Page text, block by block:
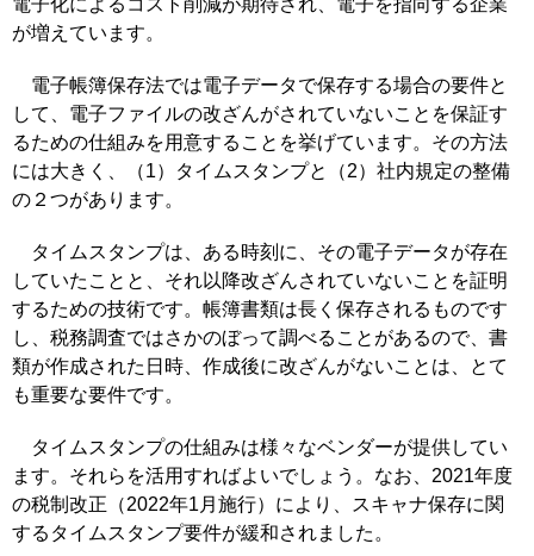
電子化によるコスト削減が期待され、電子を指向する企業
が増えています。
電子帳簿保存法では電子データで保存する場合の要件と
して、電子ファイルの改ざんがされていないことを保証す
るための仕組みを用意することを挙げています。その方法
には大きく、（1）タイムスタンプと（2）社内規定の整備
の２つがあります。
タイムスタンプは、ある時刻に、その電子データが存在
していたことと、それ以降改ざんされていないことを証明
するための技術です。帳簿書類は長く保存されるものです
し、税務調査ではさかのぼって調べることがあるので、書
類が作成された日時、作成後に改ざんがないことは、とて
も重要な要件です。
タイムスタンプの仕組みは様々なベンダーが提供してい
ます。それらを活用すればよいでしょう。なお、2021年度
の税制改正（2022年1月施行）により、スキャナ保存に関
するタイムスタンプ要件が緩和されました。